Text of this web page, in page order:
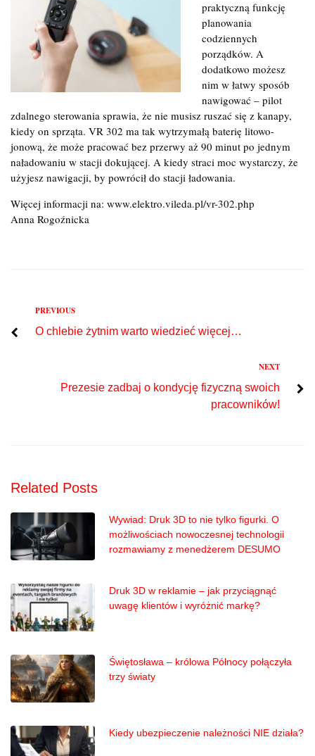
praktyczną funkcję
planowania
codziennych
porządków. A
dodatkowo możesz
nim w łatwy sposób
nawigować – pilot
zdalnego sterowania sprawia, że nie musisz ruszać się z kanapy,
kiedy on sprząta. VR 302 ma tak wytrzymałą baterię litowo-
jonową, że może pracować bez przerwy aż 90 minut po jednym
naładowaniu w stacji dokującej. A kiedy straci moc wystarczy, że
użyjesz nawigacji, by powrócił do stacji ładowania.
Więcej informacji na: www.elektro.vileda.pl/vr-302.php
Anna Rogoźnicka
Nawigacja
wpisu
Previous
PREVIOUS
O chlebie żytnim warto wiedzieć więcej…
NEXT
Prezesie zadbaj o kondycję fizyczną swoich
pracowników!
Related Posts
Wywiad: Druk 3D to nie tylko figurki. O
możliwościach nowoczesnej technologii
rozmawiamy z menedżerem DESUMO
Druk 3D w reklamie – jak przyciągnąć
uwagę klientów i wyróżnić markę?
Świętosława – królowa Północy połączyła
trzy światy
Kiedy ubezpieczenie należności NIE działa?